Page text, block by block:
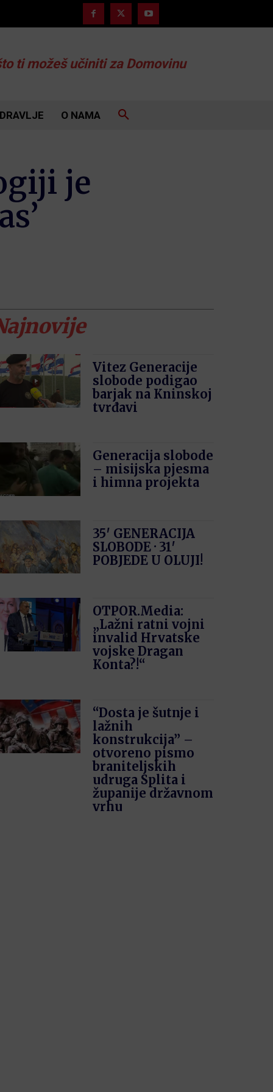
ti možeš učiniti za Domovinu
O NAMA
je
Vitez Generacije
slobode podigao
barjak na Kninskoj
tvrđavi
Generacija slobode
– misijska pjesma
i himna projekta
35′ GENERACIJA
SLOBODE · 31′
POBJEDE U OLUJI!
OTPOR.Media:
„Lažni ratni vojni
invalid Hrvatske
vojske Dragan
Konta?!“
“Dosta je šutnje i
lažnih
konstrukcija” –
otvoreno pismo
braniteljskih
udruga Splita i
županije državnom
vrhu